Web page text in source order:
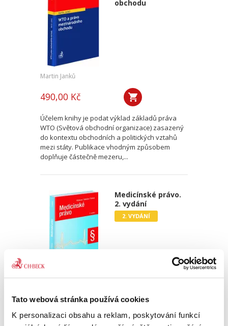
Tato webová stránka používá cookies
K personalizaci obsahu a reklam, poskytování funkcí
obchodu
Martin Janků
490,00 Kč
Účelem knihy je podat výklad základů práva
WTO (Světová obchodní organizace) zasazený
do kontextu obchodních a politických vztahů
mezi státy. Publikace vhodným způsobem
doplňuje částečně mezeru,...
Medicínské právo.
2. vydání
2. VYDÁNÍ